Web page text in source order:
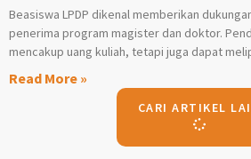
Beasiswa LPDP dikenal memberikan
penerima program magister dan doktor.
mencakup uang kuliah, tetapi juga dapat
Read More »
CARI ARTIKEL